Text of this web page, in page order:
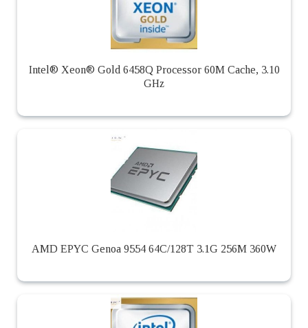
Intel® Xeon® Gold 6458Q Processor 60M Cache, 3.10
GHz
AMD EPYC Genoa 9554 64C/128T 3.1G 256M 360W